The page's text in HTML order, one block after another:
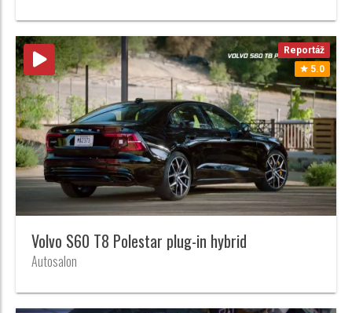
Reportáž
5.0
Volvo S60 T8 Polestar plug-in hybrid
Autosalon